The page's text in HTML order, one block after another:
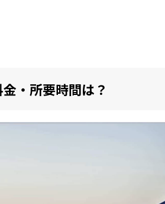
・所要時間は？